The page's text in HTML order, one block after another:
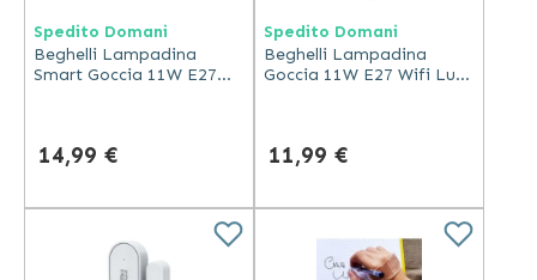
Spedito Domani
Beghelli Lampadina
Smart Goccia 11W E27
14,99 €
Spedito Domani
Beghelli Lampadina
Goccia 11W E27 Wifi Luce
11,99 €